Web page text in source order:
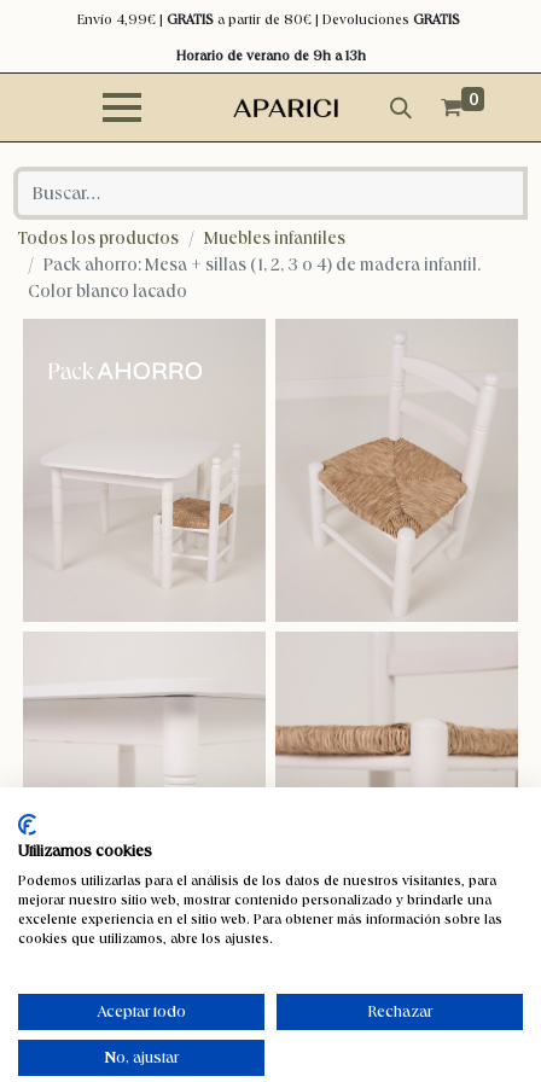
Envío 4,99€ | GRATISa partir de 80€ | Devoluciones GRATIS
Horario de verano de 9h a 13h
0
Todos los productos
Muebles infantiles
Pack ahorro: Mesa + sillas (1, 2, 3 o 4) de madera infantil.
Color blanco lacado
Utilizamos cookies
Podemos utilizarlas para el análisis de los datos de nuestros visitantes, para
mejorar nuestro sitio web, mostrar contenido personalizado y brindarle una
excelente experiencia en el sitio web. Para obtener más información sobre las
cookies que utilizamos, abre los ajustes.
Aceptar todo Rechazar
No, ajustar